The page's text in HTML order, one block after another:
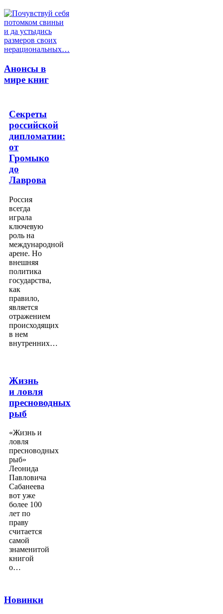
Анонсы в
мире книг
Секреты
российской
дипломатии:
от
Громыко
до
Лаврова
Россия
всегда
играла
ключевую
роль на
международной
арене. Но
внешняя
политика
государства,
как
правило,
является
отражением
происходящих
в нем
внутренних…
Жизнь
и ловля
пресноводных
рыб
«Жизнь и
ловля
пресноводных
рыб»
Леонида
Павловича
Сабанеева
вот уже
более 100
лет по
праву
считается
самой
знаменитой
книгой
о…
Новинки